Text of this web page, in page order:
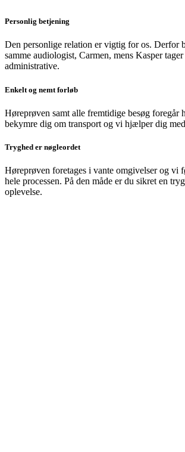
Personlig betjening
Den personlige relation er vigtig for os. Derfor
samme audiologist, Carmen, mens Kasper
administrative.
Enkelt og nemt forløb
Høreprøven samt alle fremtidige besøg foregår
bekymre dig om transport og vi hjælper dig
Tryghed er nøgleordet
Høreprøven foretages i vante omgivelser og vi
hele processen. På den måde er du sikret en
oplevelse.